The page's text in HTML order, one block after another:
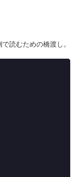
読むための橋渡し。